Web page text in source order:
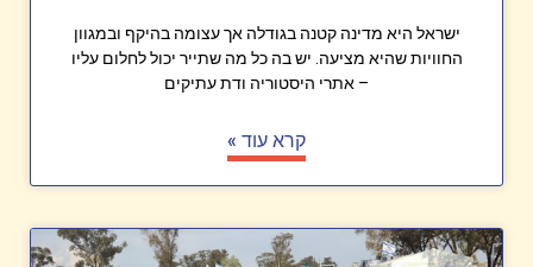
ישראל היא מדינה קטנה בגודלה אך עצומה בהיקף ובמגוון
החוויות שהיא מציעה. יש בה כל מה שתייר יכול לחלום עליו
– אתרי היסטוריה ודת עתיקים
קרא עוד »